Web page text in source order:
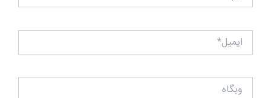
ایمیل*
وبگاه